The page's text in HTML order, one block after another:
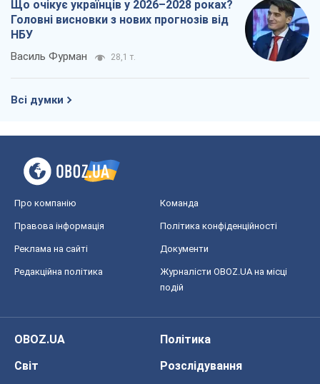
Що очікує українців у 2026–2028 роках?
Головні висновки з нових прогнозів від
НБУ
Василь Фурман 28,1 т.
Всі думки
Про компанію Команда
Правова інформація Політика конфіденційності
Реклама на сайті Документи
Редакційна політика
Журналісти OBOZ.UA на місці
подій
OBOZ.UA
Політика
Світ
Розслідування